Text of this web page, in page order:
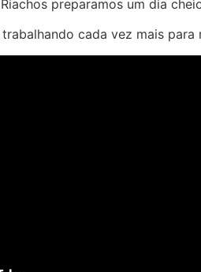
preparamos um dia
cada vez mais